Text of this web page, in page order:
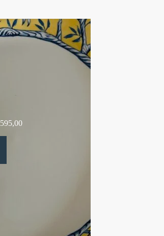
595,00